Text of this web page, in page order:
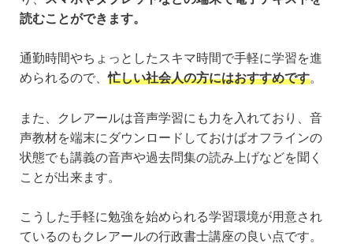
読むことができます。
通勤時間やちょっとしたスキマ時間で手軽に学習を進
められるので、忙しい社会人の方にはおすすめです。
また、クレアールは音声学習にも力を入れており、音
声教材を端末にダウンロードしておけばオフラインの
状態でも講義の音声や過去問集の読み上げなどを聞く
ことが出来ます。
こうした手軽に勉強を始められる学習環境が用意され
ているのもクレアールの行政書士講座の良い点です。